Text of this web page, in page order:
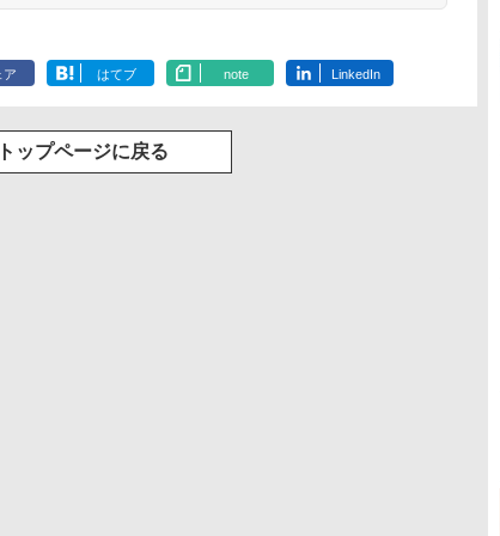
ア はてブ note LinkedIn
ップページに戻る